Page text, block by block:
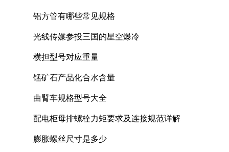
铝方管有哪些常见规格
光线传媒参投三国的星空爆冷
横担型号对应重量
锰矿石产品化合水含量
曲臂车规格型号大全
配电柜母排螺栓力矩要求及连接规范详解
膨胀螺丝尺寸是多少